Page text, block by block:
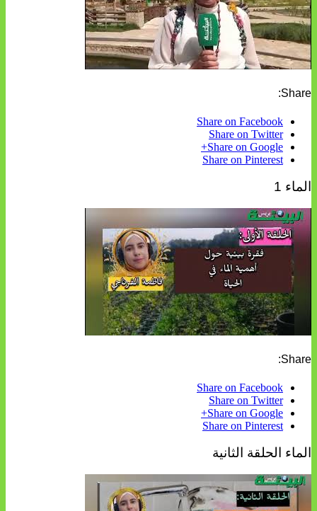
Share:
Share on Facebook
Share on Twitter
Share on Google+
Share on Pinterest
الماء 1
Share:
Share on Facebook
Share on Twitter
Share on Google+
Share on Pinterest
الماء الحلقة الثانية